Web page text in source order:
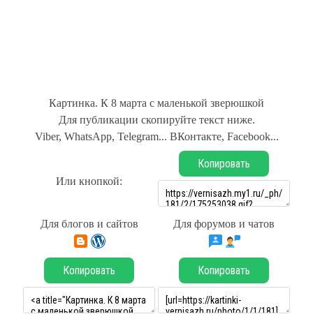
Картинка. К 8 марта с маленькой зверюшкой
Для публикации скопируйте текст ниже.
Viber, WhatsApp, Telegram... ВКонтакте, Facebook...
Или кнопкой:
Копировать
Для блогов и сайтов Для форумов и чатов
Копировать Копировать